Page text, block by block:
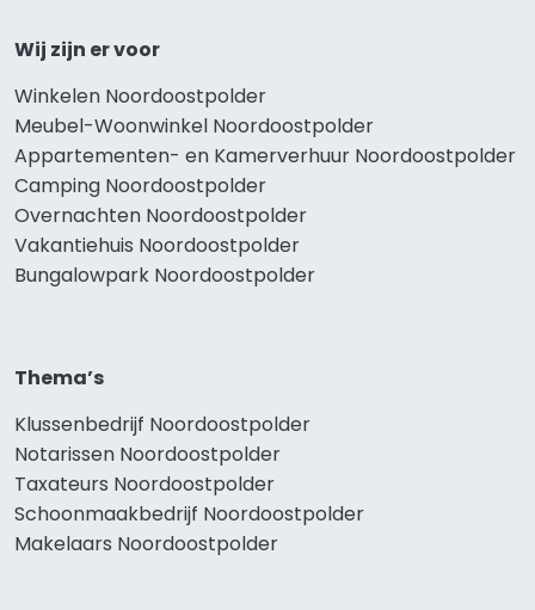
Wij zijn er voor
Winkelen Noordoostpolder
Meubel-Woonwinkel Noordoostpolder
Appartementen- en Kamerverhuur Noordoostpolder
Camping Noordoostpolder
Overnachten Noordoostpolder
Vakantiehuis Noordoostpolder
Bungalowpark Noordoostpolder
Thema’s
Klussenbedrijf Noordoostpolder
Notarissen Noordoostpolder
Taxateurs Noordoostpolder
Schoonmaakbedrijf Noordoostpolder
Makelaars Noordoostpolder